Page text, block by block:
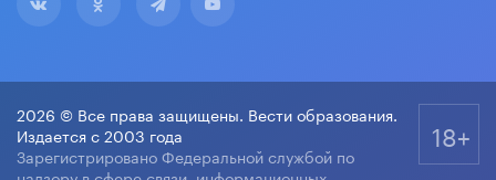
2026 © Все права защищены. Вести образования.
Издается с 2003 года
Зарегистрировано Федеральной службой по
18+